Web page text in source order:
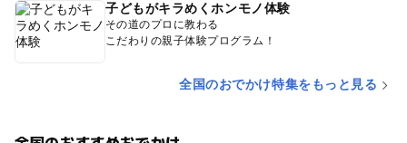
子どもがキラめくホンモノ体験
その道のプロに教わる
こだわりの親子体験プログラム！
全国のおでかけ特集をもっと見る